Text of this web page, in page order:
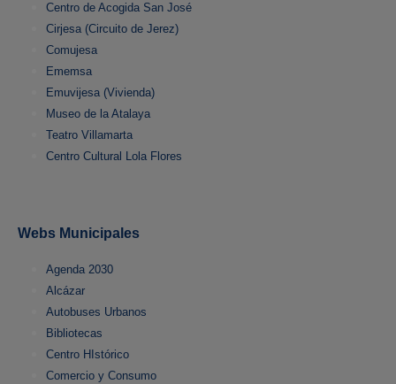
Centro de Acogida San José
Cirjesa (Circuito de Jerez)
Comujesa
Ememsa
Emuvijesa (Vivienda)
Museo de la Atalaya
Teatro Villamarta
Centro Cultural Lola Flores
Webs Municipales
Agenda 2030
Alcázar
Autobuses Urbanos
Bibliotecas
Centro HIstórico
Comercio y Consumo